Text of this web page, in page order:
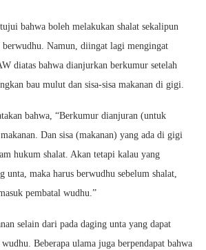
bahwa boleh melakukan shalat sekalipun
berwudhu. Namun, diingat lagi mengingat
diatas bahwa dianjurkan berkumur setelah
bau mulut dan sisa-sisa makanan di gigi.
bahwa, “Berkumur dianjuran (untuk
Dan sisa (makanan) yang ada di gigi
hukum shalat. Akan tetapi kalau yang
unta, maka harus berwudhu sebelum shalat,
pembatal wudhu.”
selain dari pada daging unta yang dapat
Beberapa ulama juga berpendapat bahwa